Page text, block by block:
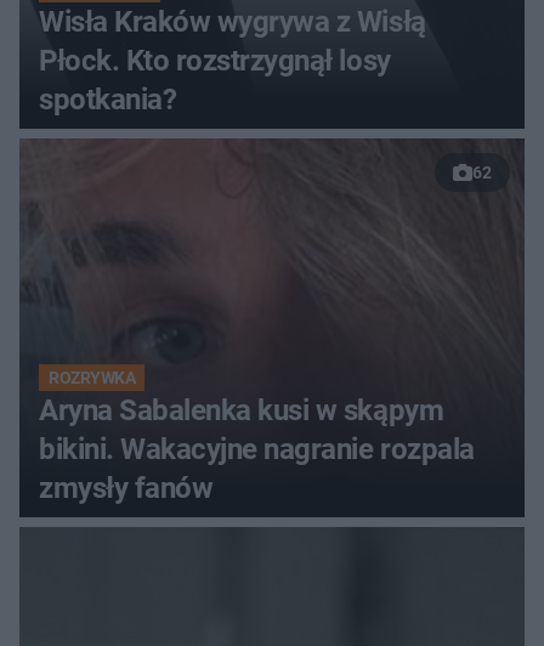
Wisła Kraków wygrywa z Wisłą
Płock. Kto rozstrzygnął losy
spotkania?
62
ROZRYWKA
Aryna Sabalenka kusi w skąpym
bikini. Wakacyjne nagranie rozpala
zmysły fanów